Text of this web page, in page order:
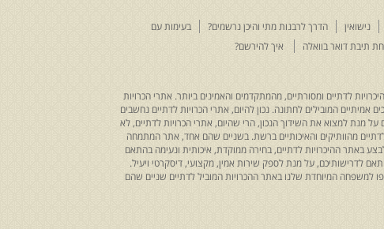
נישואין הדרך לרבנות מתי והיכן נרשמים?
בעימות עם
תיבת דואר בוואלה
איך להירשם?
לדתיים ומסורתיים, מהמתקדמים והאמינים ביותר. אתרי הכרויות
אמיתיים המובילים לחתונה. נכון להיום, אתרי הכרויות לדתיים נחשבים
מנת למצוא את השידוך הנכון, הרי שהיום, אתרי הכרויות לדתיים, לא
מהוותיקים והאיכותיים ברשת. בשניים שהם אחד, אתר המתמחה
באתר ההיכרויות לדתיים, בחירה ממוקדת, איכותית ונעימה בהתאם
לדרישותיכם, על מנת לספק שירות אמין, מקצועי, דיסקרטי ויעיל.
למשפחה המיוחדת שלנו באתר ההכרויות המוביל לדתיים שניים שהם